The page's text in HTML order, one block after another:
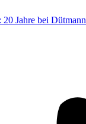
Jahre bei Dütmann